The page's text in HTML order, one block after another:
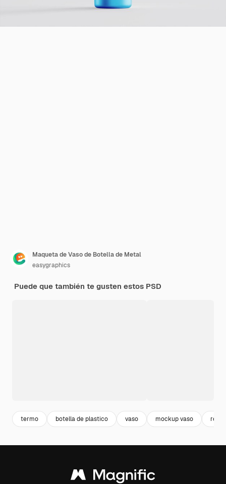
Maqueta de Vaso de Botella de Metal
easygraphics
Puede que también te gusten estos PSD
termo botella de plastico vaso mockup vaso